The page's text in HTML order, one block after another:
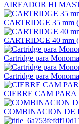
AIREADOR HI
CARTRIDGE 35 mm
CARTRIDGE 40 mm
Cartridge para
Cartridge para
CIERRE CAM PARA
COMBINACION DE